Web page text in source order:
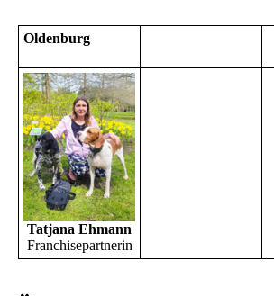
Oldenburg
Tatjana Ehmann
Franchisepartnerin